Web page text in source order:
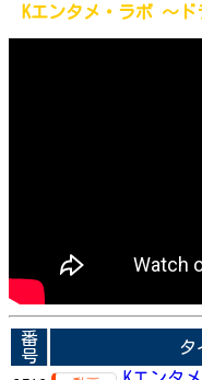
Kエンタメ・ラボ ～
番
号
タ